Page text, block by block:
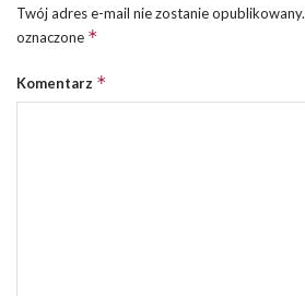
Twój adres e-mail nie zostanie opublikowany.
oznaczone *
Komentarz *